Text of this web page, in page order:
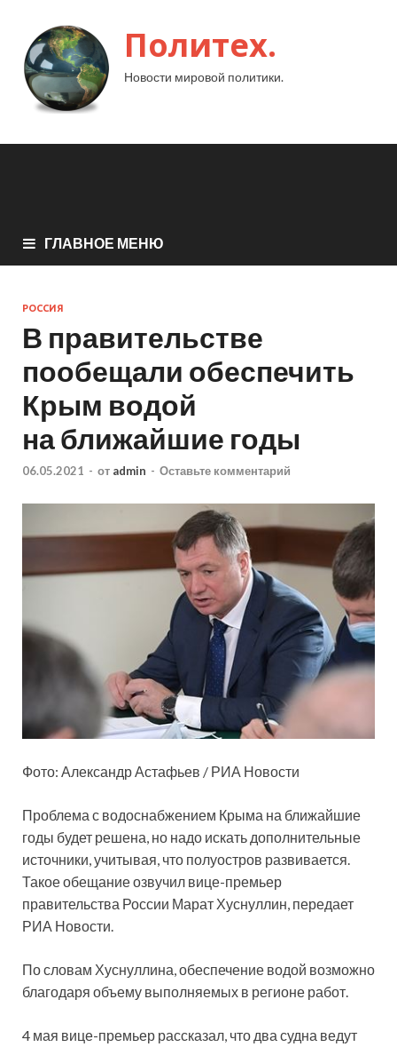
Политех.
Новости мировой политики.
ГЛАВНОЕ МЕНЮ
РОССИЯ
В правительстве
пообещали обеспечить
Крым водой
на ближайшие годы
06.05.2021 - от admin - Оставьте комментарий
Фото: Александр Астафьев / РИА Новости
Проблема с водоснабжением Крыма на ближайшие
годы будет решена, но надо искать дополнительные
источники, учитывая, что полуостров развивается.
Такое обещание озвучил вице-премьер
правительства России Марат Хуснуллин, передает
РИА Новости.
По словам Хуснуллина, обеспечение водой возможно
благодаря объему выполняемых в регионе работ.
4 мая вице-премьер рассказал, что два судна ведут